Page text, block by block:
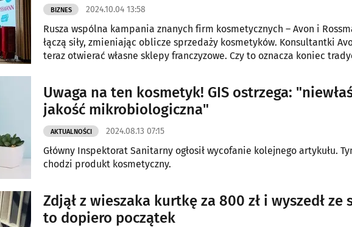
BIZNES 2024.10.04 13:58
Rusza wspólna kampania znanych firm kosmetycznych – Avon i
łączą siły, zmieniając oblicze sprzedaży kosmetyków. Konsultantki
teraz otwierać własne sklepy franczyzowe. Czy to oznacza koniec
Uwaga na ten kosmetyk! GIS ostrzega:
jakość mikrobiologiczna"
AKTUALNOŚCI 2024.08.13 07:15
Główny Inspektorat Sanitarny ogłosił wycofanie kolejnego artykułu.
chodzi produkt kosmetyczny.
Zdjął z wieszaka kurtkę za 800 zł i wyszedł ze
to dopiero początek